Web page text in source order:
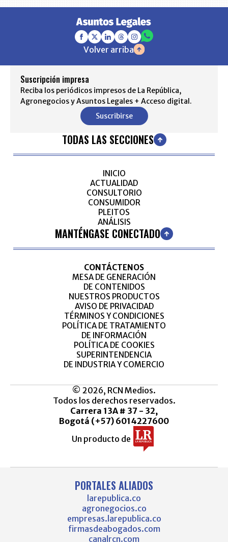
Volver arriba
Suscripción impresa
Reciba los periódicos impresos de La República,
Agronegocios y Asuntos Legales + Acceso digital.
Suscribirse
TODAS LAS SECCIONES
INICIO
ACTUALIDAD
CONSULTORIO
CONSUMIDOR
PLEITOS
ANÁLISIS
MANTÉNGASE CONECTADO
CONTÁCTENOS
MESA DE GENERACIÓN
DE CONTENIDOS
NUESTROS PRODUCTOS
AVISO DE PRIVACIDAD
TÉRMINOS Y CONDICIONES
POLÍTICA DE TRATAMIENTO
DE INFORMACIÓN
POLÍTICA DE COOKIES
SUPERINTENDENCIA
DE INDUSTRIA Y COMERCIO
© 2026, RCN Medios.
Todos los derechos reservados.
Carrera 13A # 37 - 32,
Bogotá (+57) 6014227600
Un producto de
PORTALES ALIADOS
larepublica.co
agronegocios.co
empresas.larepublica.co
firmasdeabogados.com
canalrcn.com